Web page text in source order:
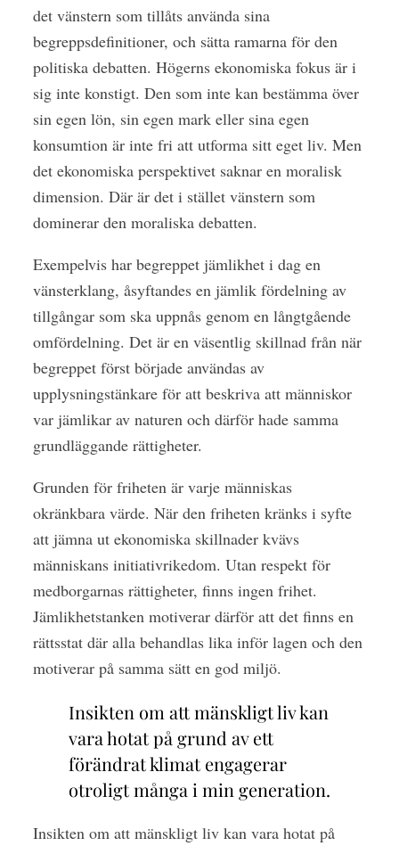
det vänstern som tillåts använda sina
begreppsdefinitioner, och sätta ramarna för den
politiska debatten. Högerns ekonomiska fokus är i
sig inte konstigt. Den som inte kan bestämma över
sin egen lön, sin egen mark eller sina egen
konsumtion är inte fri att utforma sitt eget liv. Men
det ekonomiska perspektivet saknar en moralisk
dimension. Där är det i stället vänstern som
dominerar den moraliska debatten.
Exempelvis har begreppet jämlikhet i dag en
vänsterklang, åsyftandes en jämlik fördelning av
tillgångar som ska uppnås genom en långtgående
omfördelning. Det är en väsentlig skillnad från när
begreppet först började användas av
upplysningstänkare för att beskriva att människor
var jämlikar av naturen och därför hade samma
grundläggande rättigheter.
Grunden för friheten är varje människas
okränkbara värde. När den friheten kränks i syfte
att jämna ut ekonomiska skillnader kvävs
människans initiativrikedom. Utan respekt för
medborgarnas rättigheter, finns ingen frihet.
Jämlikhetstanken motiverar därför att det finns en
rättsstat där alla behandlas lika inför lagen och den
motiverar på samma sätt en god miljö.
Insikten om att mänskligt liv kan
vara hotat på grund av ett
förändrat klimat engagerar
otroligt många i min generation.
Insikten om att mänskligt liv kan vara hotat på